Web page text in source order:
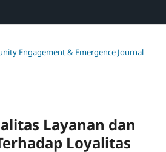
Engagement & Emergence Journal
Layanan dan
Loyalitas